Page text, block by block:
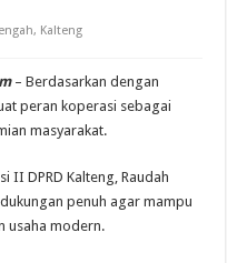
, Kalteng
– Berdasarkan dengan
peran koperasi sebagai
masyarakat.
II DPRD Kalteng, Raudah
penuh agar mampu
usaha modern.